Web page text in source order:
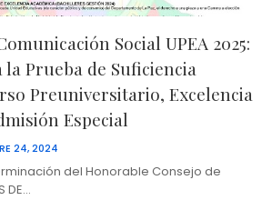
Social UPEA 2025:
Prueba de Suficiencia
Preuniversitario, Excelencia
Especial
24, 2024
del Honorable Consejo de
DE…